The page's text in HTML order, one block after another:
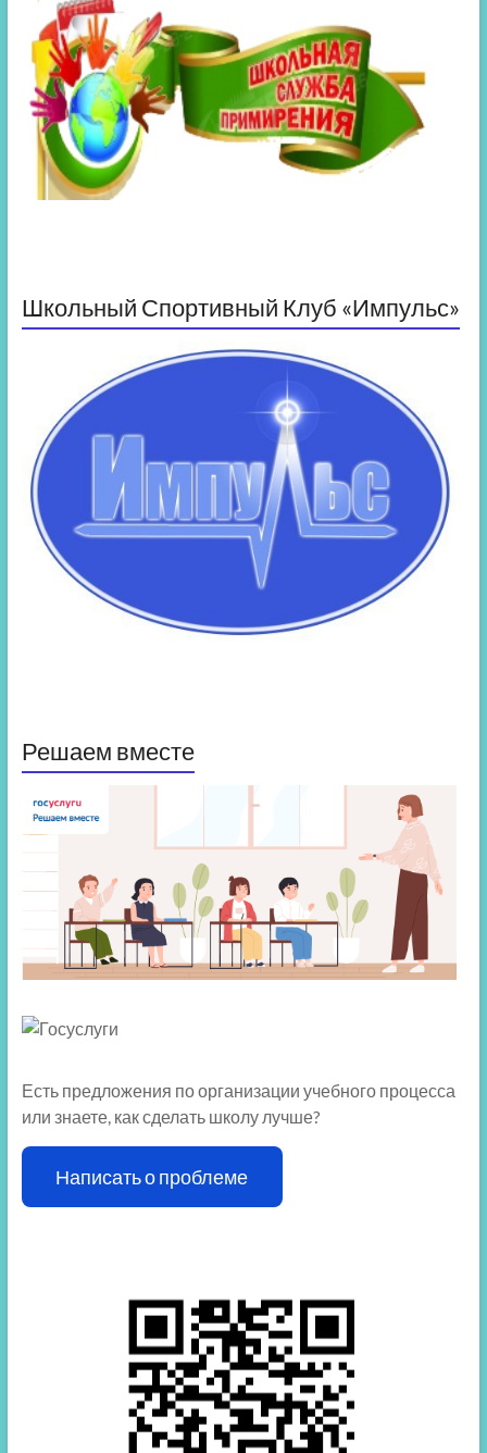
Школьный Спортивный Клуб «Импульс»
Решаем вместе
Есть предложения по организации учебного процесса
или знаете, как сделать школу лучше?
Написать о проблеме